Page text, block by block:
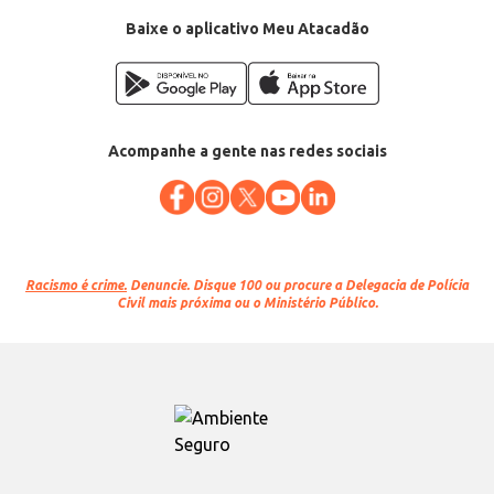
Baixe o aplicativo Meu Atacadão
Acompanhe a gente nas redes sociais
Racismo é crime. Denuncie. Disque 100 ou procure a Delegacia de Polícia
Civil mais próxima ou o Ministério Público.